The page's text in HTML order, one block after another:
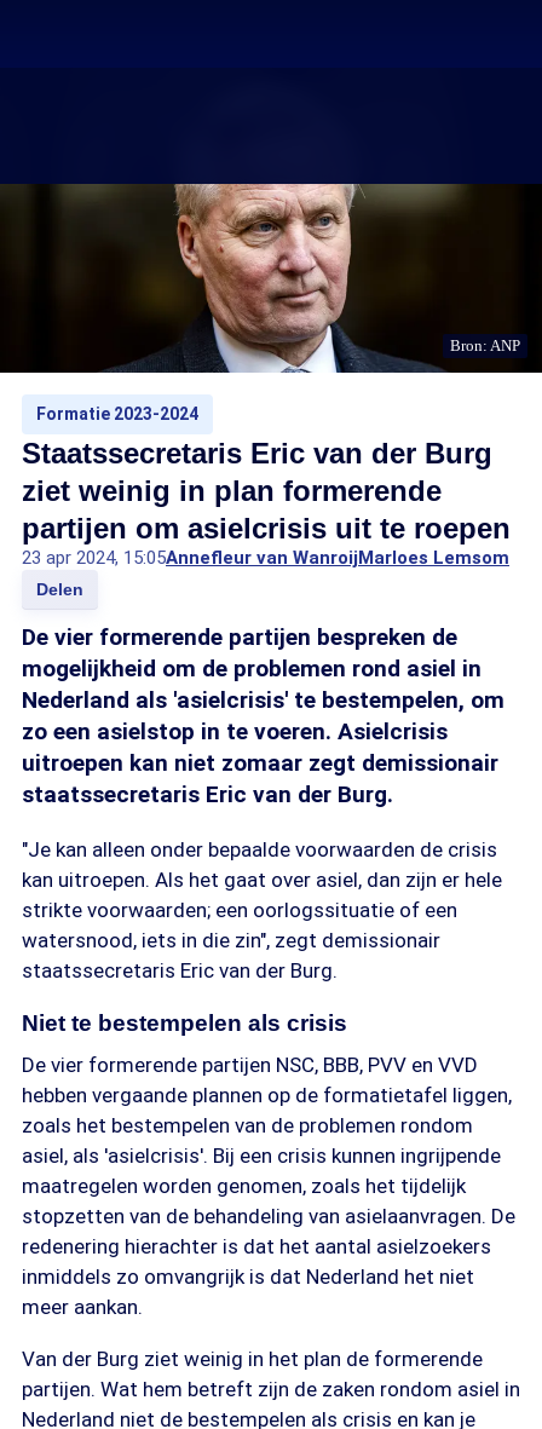
Bron: ANP
Formatie 2023-2024
Staatssecretaris Eric van der Burg
ziet weinig in plan formerende
partijen om asielcrisis uit te roepen
23 apr 2024, 15:05Annefleur van WanroijMarloes Lemsom
Delen
De vier formerende partijen bespreken de
mogelijkheid om de problemen rond asiel in
Nederland als 'asielcrisis' te bestempelen, om
zo een asielstop in te voeren. Asielcrisis
uitroepen kan niet zomaar zegt demissionair
staatssecretaris Eric van der Burg.
"Je kan alleen onder bepaalde voorwaarden de crisis
kan uitroepen. Als het gaat over asiel, dan zijn er hele
strikte voorwaarden; een oorlogssituatie of een
watersnood, iets in die zin", zegt demissionair
staatssecretaris Eric van der Burg.
Niet te bestempelen als crisis
De vier formerende partijen NSC, BBB, PVV en VVD
hebben vergaande plannen op de formatietafel liggen,
zoals het bestempelen van de problemen rondom
asiel, als 'asielcrisis'. Bij een crisis kunnen ingrijpende
maatregelen worden genomen, zoals het tijdelijk
stopzetten van de behandeling van asielaanvragen. De
redenering hierachter is dat het aantal asielzoekers
inmiddels zo omvangrijk is dat Nederland het niet
meer aankan.
Van der Burg ziet weinig in het plan de formerende
partijen. Wat hem betreft zijn de zaken rondom asiel in
Nederland niet de bestempelen als crisis en kan je